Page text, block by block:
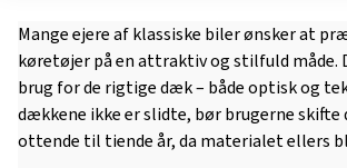
Mange ejere af klassiske biler ønsker at
køretøjer på en attraktiv og stilfuld måde.
brug for de rigtige dæk – både optisk og
dækkene ikke er slidte, bør brugerne skifte
ottende til tiende år, da materialet ellers